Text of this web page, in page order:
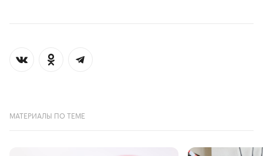
МАТЕРИАЛЫ ПО ТЕМЕ